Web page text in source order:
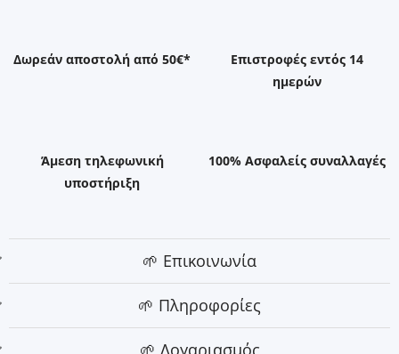
Δωρεάν αποστολή από 50€*
Επιστροφές εντός 14
ημερών
Άμεση τηλεφωνική
υποστήριξη
100% Ασφαλείς συναλλαγές
🌱 Επικοινωνία
🌱 Πληροφορίες